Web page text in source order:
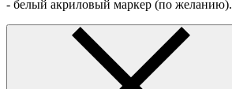
- белый акриловый маркер (по желанию).